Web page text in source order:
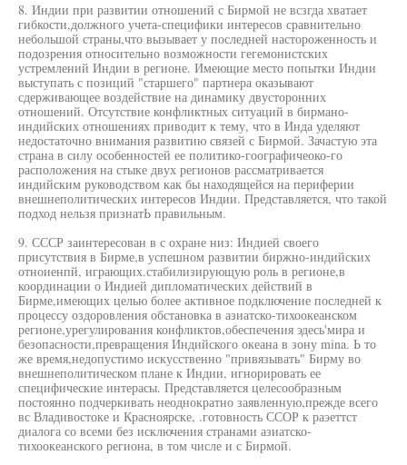
8. Индии при развитии отношений с Бирмой не всзгда хватает
гибкости,должного учета-специфики интересов сравнительно
небольшой страны,что вызывает у последней настороженность и
подозрения относительно возможности гегемонистских
устремлений Индии в регионе. Имеющие место попытки Индии
выступать с позиций "старшего" партнера оказывают
сдерживающее воздействие на динамику двусторонних
отношений. Отсутствие конфликтных ситуаций в бирмано-
индийских отношениях приводит к тему, что в Инда уделяют
недостаточно внимания развитию связей с Бирмой. Зачастую эта
страна в силу особенностей ее политико-гоографичеоко-го
расположения на стыке двух регионов рассматривается
индийским руководством как бы находящейся на периферии
внешнеполитических интересов Индии. Представляется, что такой
подход нельзя признатЬ правильным.
9. СССР заинтересован в с охране низ: Индией своего
присутствия в Бирме,в успешном развитии биржно-индийских
отноиенпй, играющих.стабилизирующую роль в регионе,в
координации о Индией дипломатических действий в
Бирме,имеющих целью более активное подключение последней к
процессу оздоровления обстановка в азиатско-тихоокеанском
регионе,урегулирования конфликтов,обеспечения эдесь'мира и
безопасности,превращения Индийского океана в зону mina. Ь то
же время,недопустимо искусственно "привязывать" Бирму во
внешнеполитическом плане к Индии, игнорировать ее
специфические интерасы. Представляется целесообразным
постоянно подчеркивать неоднократно заявленную,прежде всего
вс Владивостоке и Красноярске, .готовность ССОР к раэеттст
диалога со всеми без исключения странами азиатско-
тихоокеанского региона, в том числе и с Бирмой.